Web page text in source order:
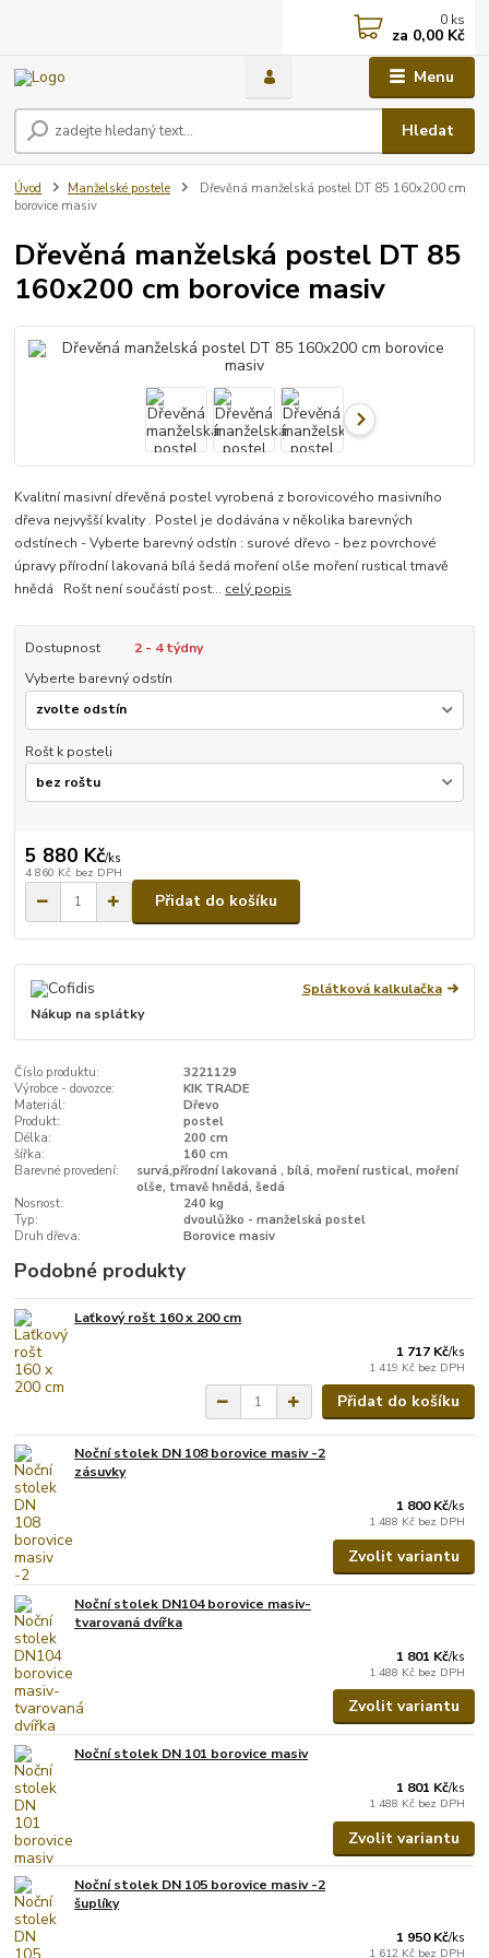
Menu
Hledat
0 ks
za 0,00 Kč
Úvod Manželské postele
Dřevěná manželská postel DT 85 160x200 cm
borovice masiv
Dřevěná manželská postel DT 85
160x200 cm borovice masiv
Kvalitní masivní dřevěná postel vyrobená z borovicového masivního
dřeva nejvyšší kvality . Postel je dodávána v několika barevných
odstínech - Vyberte barevný odstín : surové dřevo - bez povrchové
úpravy přírodní lakovaná bílá šedá moření olše moření rustical tmavě
hnědá Rošt není součástí post... celý popis
Dostupnost
2 - 4 týdny
Vyberte barevný odstín
Rošt k posteli
5 880 Kč/ks
4 860 Kč bez DPH
Přidat do košíku
Splátková kalkulačka
Nákup na splátky
Číslo produktu:
3221129
Výrobce - dovozce:
KIK TRADE
Materiál:
Dřevo
Produkt:
postel
Délka:
200 cm
šířka:
160 cm
Barevné provedení:
survá,přírodní lakovaná , bílá, moření rustical, moření
olše, tmavě hnědá, šedá
Nosnost:
240 kg
Typ:
dvoulůžko - manželská postel
Druh dřeva:
Borovice masiv
Podobné produkty
Laťkový rošt 160 x 200 cm
1 717 Kč/ks
1 419 Kč bez DPH
Přidat do košíku
Noční stolek DN 108 borovice masiv -2
zásuvky
1 800 Kč/ks
1 488 Kč bez DPH
Zvolit variantu
Noční stolek DN104 borovice masiv-
tvarovaná dvířka
1 801 Kč/ks
1 488 Kč bez DPH
Zvolit variantu
Noční stolek DN 101 borovice masiv
1 801 Kč/ks
1 488 Kč bez DPH
Zvolit variantu
Noční stolek DN 105 borovice masiv -2
šuplíky
1 950 Kč/ks
1 612 Kč bez DPH